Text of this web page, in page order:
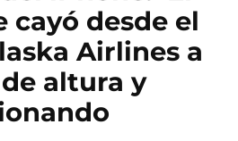
cayó desde el
Airlines a
altura y